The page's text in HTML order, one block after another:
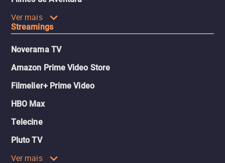
Ver mais
Streamings
Noverama TV
Amazon Prime Video Store
Filmelier+ Prime Video
HBO Max
Telecine
Pluto TV
Ver mais